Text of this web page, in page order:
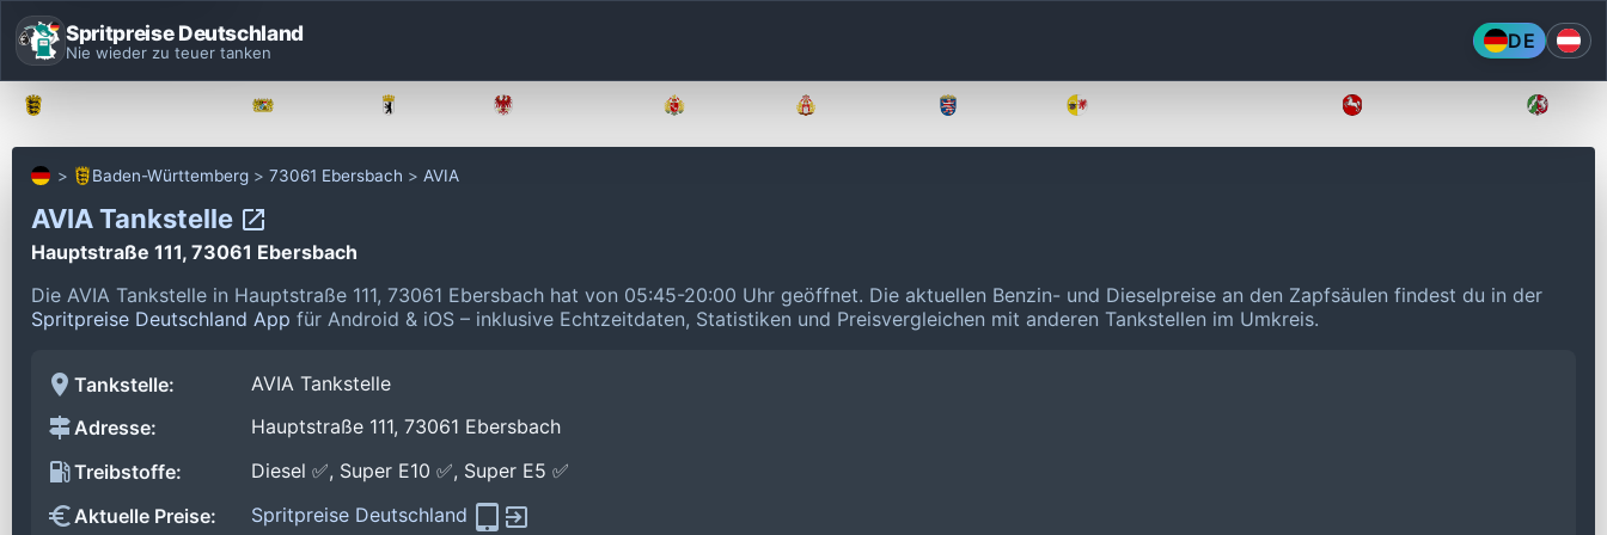
Spritpreise Deutschland
Nie wieder zu teuer tanken DE
Baden-Württemberg 73061 Ebersbach AVIA
AVIA Tankstelle
Hauptstraße 111, 73061 Ebersbach
Die AVIA Tankstelle in Hauptstraße 111, 73061 Ebersbach hat von 05:45-20:00 Uhr geöffnet. Die aktuellen Benzin- und Dieselpreise an den Zapfsäulen findest du in der
Spritpreise Deutschland App für Android & iOS – inklusive Echtzeitdaten, Statistiken und Preisvergleichen mit anderen Tankstellen im Umkreis.
Tankstelle:
AVIA Tankstelle
Adresse:
Hauptstraße 111, 73061 Ebersbach
Treibstoffe:
Diesel ✅, Super E10 ✅, Super E5 ✅
Aktuelle Preise:
Spritpreise Deutschland